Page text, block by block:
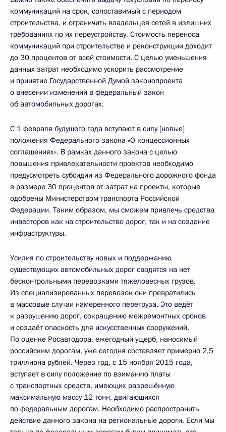
коммуникаций на срок, сопоставимый с периодом
строительства, и ограничить владельцев сетей в излишних
требованиях по их переустройству. Стоимость переноса
коммуникаций при строительстве и реконструкции доходит
до 30 процентов от всей стоимости. С целью уменьшения
данных затрат необходимо ускорить рассмотрение
и принятие Государственной Думой законопроекта
о внесении изменений в федеральный закон
об автомобильных дорогах.
С 1 февраля будущего года вступают в силу [новые]
положения Федерального закона «О концессионных
соглашениях». В рамках данного закона с целью
повышения привлекательности проектов необходимо
предусмотреть субсидии из Федерального дорожного фонда
в размере 30 процентов от затрат на проекты, которые
одобрены Министерством транспорта Российской
Федерации. Таким образом, мы сможем привлечь средства
инвесторов как на строительство дорог, так и на создание
инфраструктуры.
Усилия по строительству новых и поддержанию
существующих автомобильных дорог сводятся на нет
бесконтрольными перевозками тяжеловесных грузов.
Из специализированных перевозок они превратились
в массовые случаи намеренного перегруза. Это ведёт
к разрушению дорог, сокращению межремонтных сроков
и создаёт опасность для искусственных сооружений.
По оценке Росавтодора, ежегодный ущерб, наносимый
российским дорогам, уже сегодня составляет примерно 2,5
триллиона рублей. Через год, с 15 ноября 2015 года,
вступает в силу положение по взиманию платы
с транспортных средств, имеющих разрешённую
максимальную массу 12 тонн, двигающихся
по федеральным дорогам. Необходимо распространить
действие данного закона на региональные дороги. Если мы